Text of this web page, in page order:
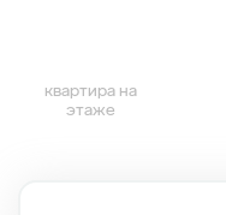
квартира на
этаже